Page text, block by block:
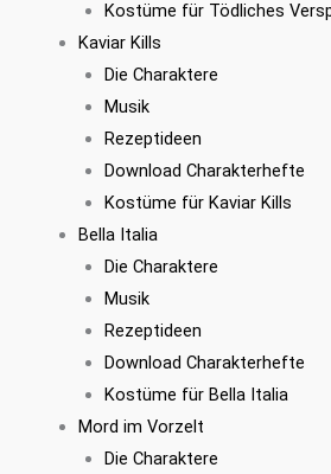
Kostüme für Tödliches
Kaviar Kills
Die Charaktere
Musik
Rezeptideen
Download Charakterhefte
Kostüme für Kaviar Kills
Bella Italia
Die Charaktere
Musik
Rezeptideen
Download Charakterhefte
Kostüme für Bella Italia
Mord im Vorzelt
Die Charaktere